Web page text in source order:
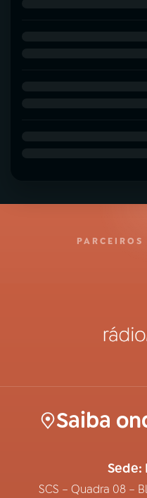
Saiba
Sede:
SCS – Quadra 08 –